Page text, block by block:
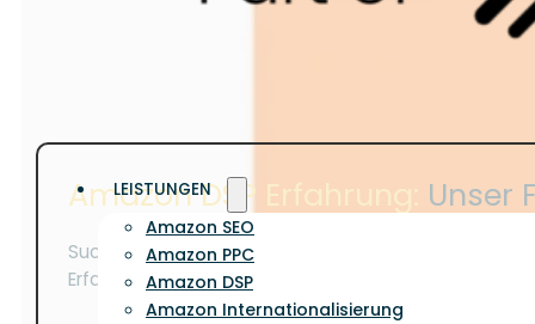
LEISTUNGEN
Amazon SEO
Amazon PPC
Amazon DSP
Amazon Internationalisierung
Amazon DSP Erfahrung: Unser
Sucht man nach Erfahrungen zu
Erfahrungen aussehen!